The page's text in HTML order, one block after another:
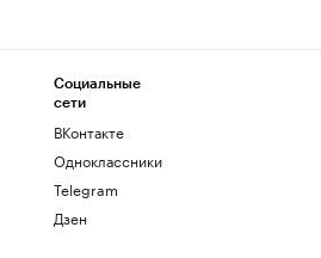
Социальные
сети
ВКонтакте
Одноклассники
Telegram
Дзен